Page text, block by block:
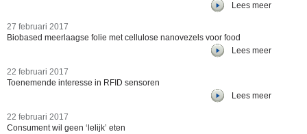
Lees meer
27 februari 2017
Biobased meerlaagse folie met cellulose nanovezels voor food
Lees meer
22 februari 2017
Toenemende interesse in RFID sensoren
Lees meer
22 februari 2017
Consument wil geen ‘lelijk’ eten